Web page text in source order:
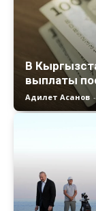
В
выплаты
Адилет Асанов -